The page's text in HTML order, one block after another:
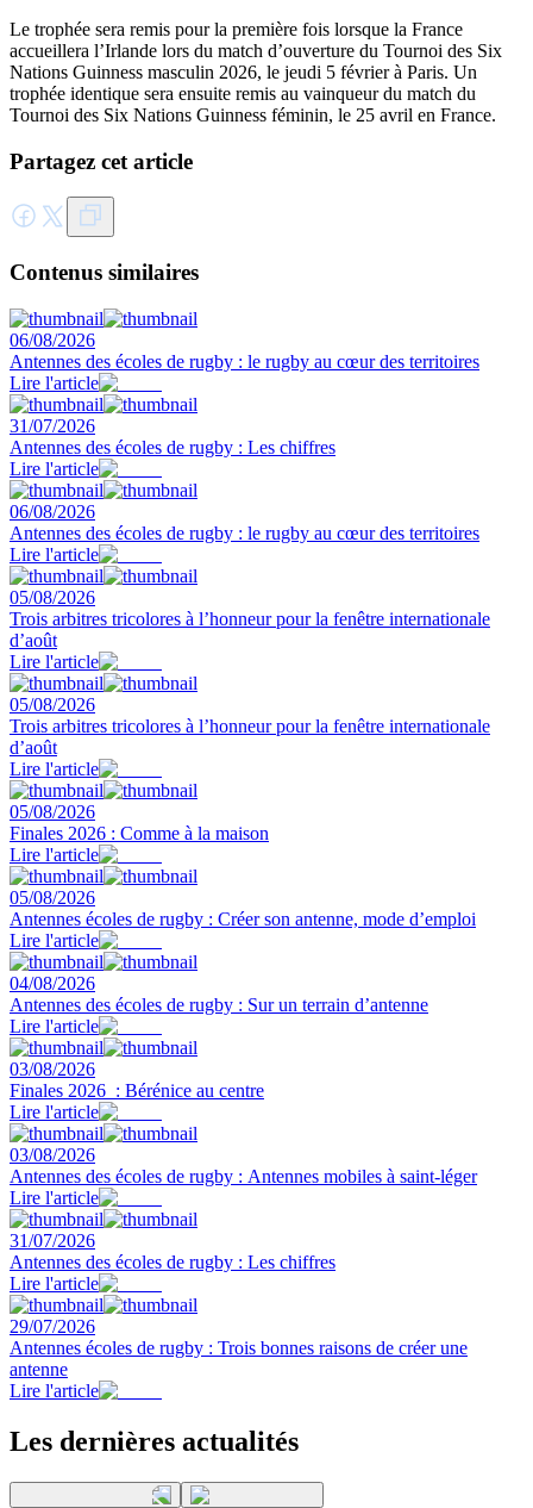
Le trophée sera remis pour la première fois lorsque la France
accueillera l’Irlande lors du match d’ouverture du Tournoi des Six
Nations Guinness masculin 2026, le jeudi 5 février à Paris. Un
trophée identique sera ensuite remis au vainqueur du match du
Tournoi des Six Nations Guinness féminin, le 25 avril en France.
Partagez cet article
Contenus similaires
06/08/2026
Antennes des écoles de rugby : le rugby au cœur des territoires
Lire l'article
31/07/2026
Antennes des écoles de rugby : Les chiffres
Lire l'article
06/08/2026
Antennes des écoles de rugby : le rugby au cœur des territoires
Lire l'article
05/08/2026
Trois arbitres tricolores à l’honneur pour la fenêtre internationale
d’août
Lire l'article
05/08/2026
Trois arbitres tricolores à l’honneur pour la fenêtre internationale
d’août
Lire l'article
05/08/2026
Finales 2026 : Comme à la maison
Lire l'article
05/08/2026
Antennes écoles de rugby : Créer son antenne, mode d’emploi
Lire l'article
04/08/2026
Antennes des écoles de rugby : Sur un terrain d’antenne
Lire l'article
03/08/2026
Finales 2026 : Bérénice au centre
Lire l'article
03/08/2026
Antennes des écoles de rugby : Antennes mobiles à saint-léger
Lire l'article
31/07/2026
Antennes des écoles de rugby : Les chiffres
Lire l'article
29/07/2026
Antennes écoles de rugby : Trois bonnes raisons de créer une
antenne
Lire l'article
Les dernières actualités